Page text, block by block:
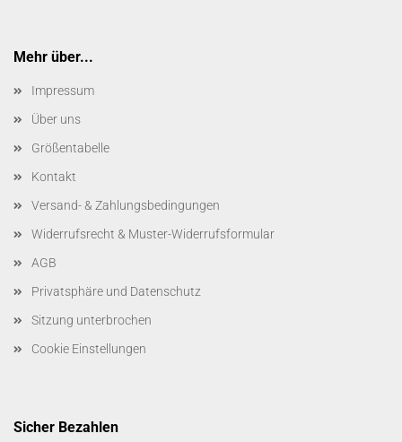
Mehr über...
Impressum
Über uns
Größentabelle
Kontakt
Versand- & Zahlungsbedingungen
Widerrufsrecht & Muster-Widerrufsformular
AGB
Privatsphäre und Datenschutz
Sitzung unterbrochen
Cookie Einstellungen
Sicher Bezahlen